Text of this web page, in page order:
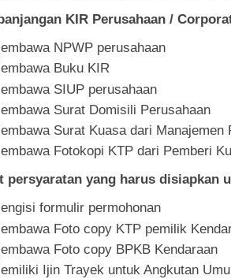
KIR Perusahaan /
NPWP perusahaan
Buku KIR
SIUP perusahaan
Surat Domisili Perusahaan
Surat Kuasa dari Manajemen
Fotokopi KTP dari Pemberi
persyaratan yang harus disiapkan
formulir permohonan
Foto copy KTP pemilik
Foto copy BPKB Kendaraan
Ijin Trayek untuk Angkutan